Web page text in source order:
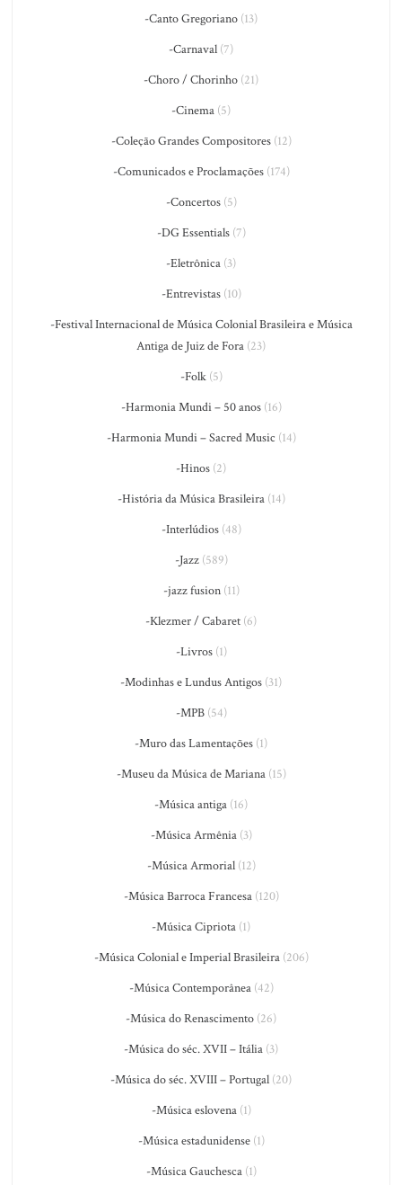
-Canto Gregoriano (13)
-Carnaval (7)
-Choro / Chorinho (21)
-Cinema (5)
-Coleção Grandes Compositores(12)
-Comunicados e Proclamações(174)
-Concertos(5)
-DG Essentials(7)
-Eletrônica (3)
-Entrevistas(10)
-Festival Internacional de Música Colonial Brasileira e Música
Antiga de Juiz de Fora (23)
-Folk(5)
-Harmonia Mundi – 50 anos(16)
-Harmonia Mundi – Sacred Music (14)
-Hinos (2)
-História da Música Brasileira(14)
-Interlúdios(48)
-Jazz(589)
-jazz fusion(11)
-Klezmer / Cabaret (6)
-Livros(1)
-Modinhas e Lundus Antigos (31)
-MPB(54)
-Muro das Lamentações (1)
-Museu da Música de Mariana(15)
-Música antiga (16)
-Música Armênia(3)
-Música Armorial(12)
-Música Barroca Francesa(120)
-Música Cipriota (1)
-Música Colonial e Imperial Brasileira(206)
-Música Contemporânea(42)
-Música do Renascimento (26)
-Música do séc. XVII – Itália (3)
-Música do séc. XVIII – Portugal (20)
-Música eslovena(1)
-Música estadunidense(1)
-Música Gauchesca(1)